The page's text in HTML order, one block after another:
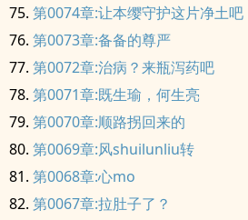
第0074章:让本缨守护这片净土吧
第0073章:备备的尊严
第0072章:治病？来瓶泻药吧
第0071章:既生瑜，何生亮
第0070章:顺路拐回来的
第0069章:风shuilunliu转
第0068章:心mo
第0067章:拉肚子了？